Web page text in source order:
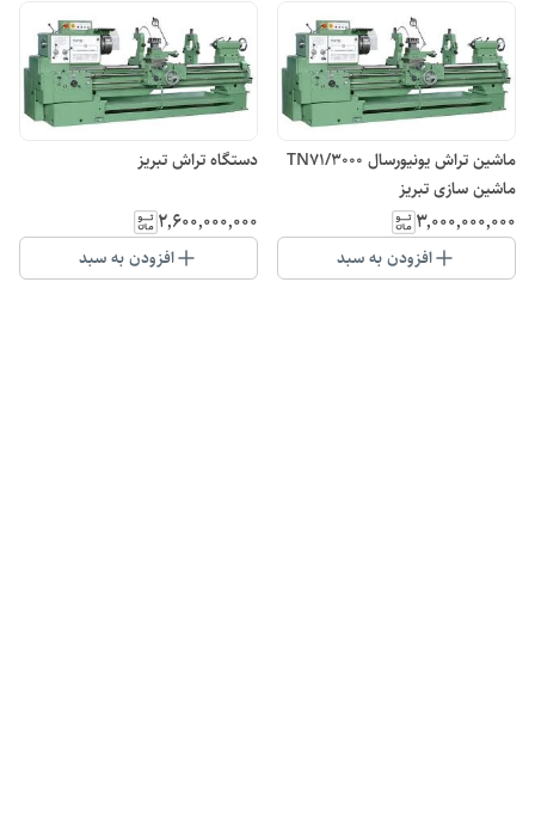
ماشین تراش یونیورسال TN71/3000
ماشین سازی تبریز
۳٬۰۰۰٬۰۰۰٬۰۰۰
افزودن به سبد
دستگاه تراش تبریز
۲٬۶۰۰٬۰۰۰٬۰۰۰
افزودن به سبد